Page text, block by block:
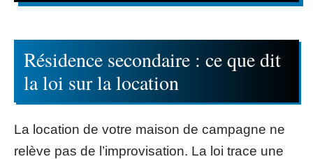
Résidence secondaire : ce que dit
la loi sur la location
La location de votre maison de campagne ne
relève pas de l’improvisation. La loi trace une